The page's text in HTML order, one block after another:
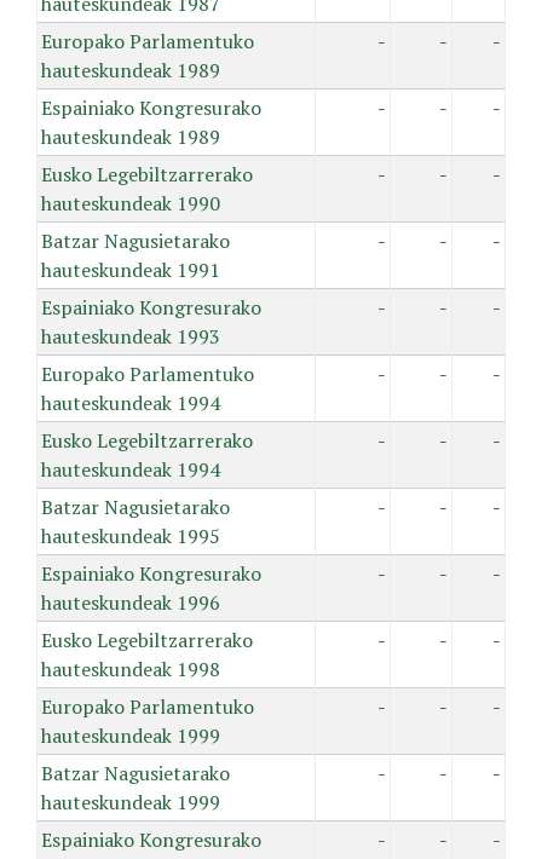
Europako Parlamentuko
hauteskundeak 1989
- - -
Espainiako Kongresurako
hauteskundeak 1989
- - -
Eusko Legebiltzarrerako
hauteskundeak 1990
- - -
Batzar Nagusietarako
hauteskundeak 1991
- - -
Espainiako Kongresurako
hauteskundeak 1993
- - -
Europako Parlamentuko
hauteskundeak 1994
- - -
Eusko Legebiltzarrerako
hauteskundeak 1994
- - -
Batzar Nagusietarako
hauteskundeak 1995
- - -
Espainiako Kongresurako
hauteskundeak 1996
- - -
Eusko Legebiltzarrerako
hauteskundeak 1998
- - -
Europako Parlamentuko
hauteskundeak 1999
- - -
Batzar Nagusietarako
hauteskundeak 1999
- - -
Espainiako Kongresurako
- - -